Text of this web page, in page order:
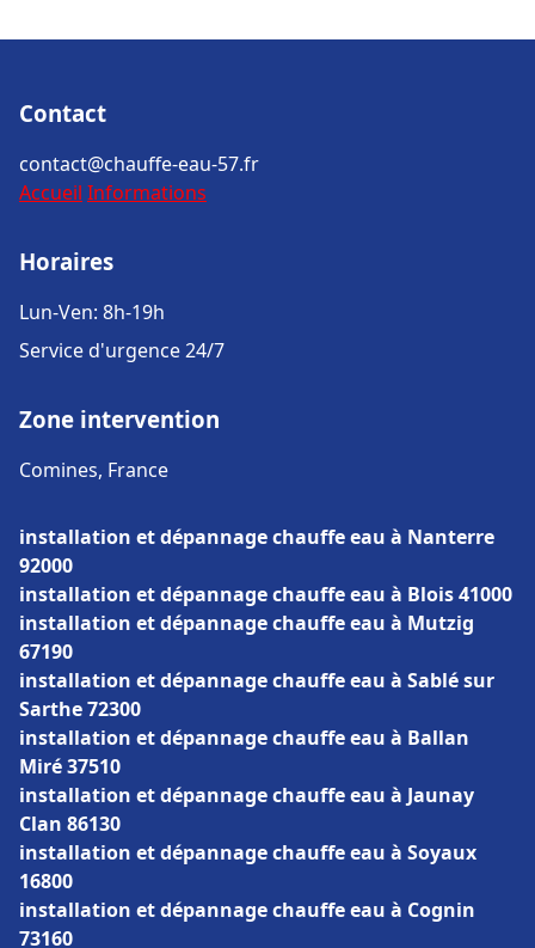
Contact
contact@chauffe-eau-57.fr
Accueil Informations
Horaires
Lun-Ven: 8h-19h
Service d'urgence 24/7
Zone intervention
Comines, France
installation et dépannage chauffe eau à Nanterre
92000
installation et dépannage chauffe eau à Blois 41000
installation et dépannage chauffe eau à Mutzig
67190
installation et dépannage chauffe eau à Sablé sur
Sarthe 72300
installation et dépannage chauffe eau à Ballan
Miré 37510
installation et dépannage chauffe eau à Jaunay
Clan 86130
installation et dépannage chauffe eau à Soyaux
16800
installation et dépannage chauffe eau à Cognin
73160